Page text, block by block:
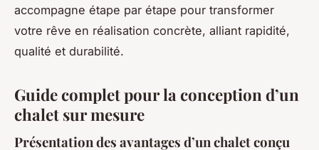
accompagne étape par étape pour transformer
votre rêve en réalisation concrète, alliant rapidité,
qualité et durabilité.
Guide complet pour la conception d’un
chalet sur mesure
Présentation des avantages d’un chalet conçu